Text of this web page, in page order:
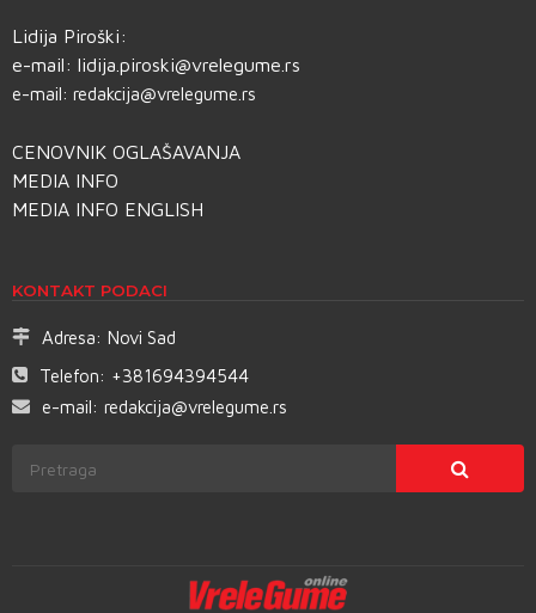
Lidija Piroški:
e-mail: lidija.piroski@vrelegume.rs
e-mail: redakcija@vrelegume.rs
CENOVNIK OGLAŠAVANJA
MEDIA INFO
MEDIA INFO ENGLISH
KONTAKT PODACI
Adresa: Novi Sad
Telefon: +381694394544
e-mail: redakcija@vrelegume.rs